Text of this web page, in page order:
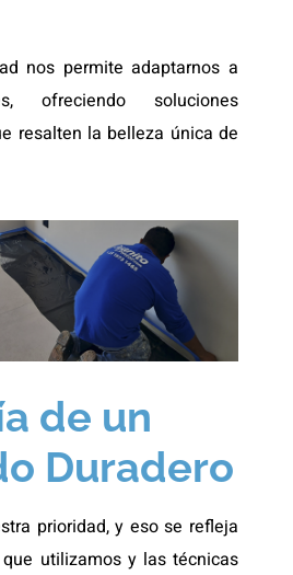
nos permite adaptarnos a
ofreciendo soluciones
resalten la belleza única de
de un
Duradero
prioridad, y eso se refleja
utilizamos y las técnicas